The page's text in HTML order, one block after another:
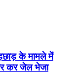
के मामले में
कर जेल भेजा